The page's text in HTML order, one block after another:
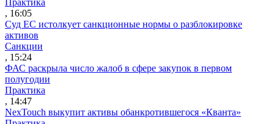
, 16:05
Суд ЕС истолкует санкционные нормы о разблокировке
активов
Санкции
, 15:24
ФАС раскрыла число жалоб в сфере закупок в первом
полугодии
Практика
, 14:47
NexTouch выкупит активы обанкротившегося «Кванта»